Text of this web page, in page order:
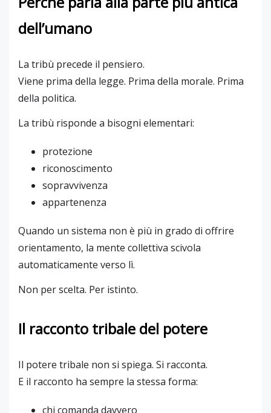
dell’umano
La tribù precede il pensiero.
Viene prima della legge. Prima della morale. Prima
della politica.
La tribù risponde a bisogni elementari:
protezione
riconoscimento
sopravvivenza
appartenenza
Quando un sistema non è più in grado di offrire
orientamento, la mente collettiva scivola
automaticamente verso lì.
Non per scelta. Per istinto.
Il racconto tribale del potere
Il potere tribale non si spiega. Si racconta.
E il racconto ha sempre la stessa forma:
chi comanda davvero